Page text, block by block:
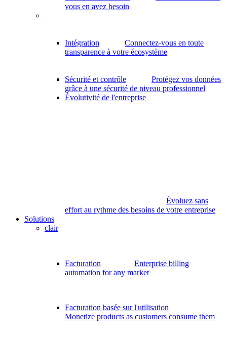
vous en avez besoin
Intégration
Connectez-vous en toute
transparence à votre écosystème
Sécurité et contrôle
Protégez vos données
grâce à une sécurité de niveau professionnel
Évolutivité de l'entreprise
Évoluez sans
effort au rythme des besoins de votre entreprise
Solutions
clair
Facturation
Enterprise billing
automation for any market
Facturation basée sur l'utilisation
Monetize products as customers consume them